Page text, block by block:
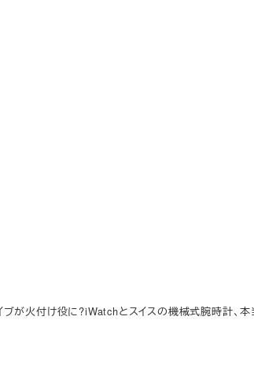
ブが火付け役に?iWatchとスイスの機械式腕時計、